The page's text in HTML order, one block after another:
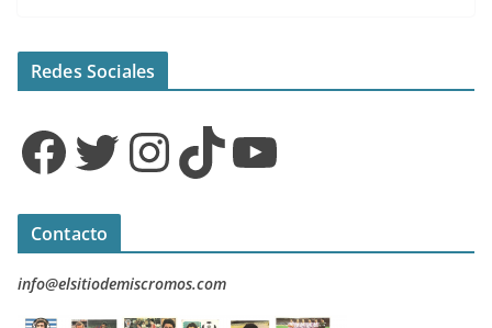
Redes Sociales
Facebook Twitter InstagramTikTok YouTube
Contacto
info@elsitiodemiscromos.com